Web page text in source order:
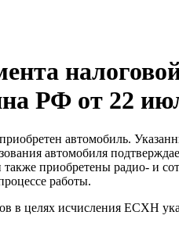
РФ от 22
автомобиль.
автомобиля
приобретены радио- и
работы.
в целях исчисления ЕСХН